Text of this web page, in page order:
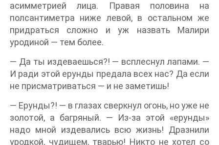
асимметрией лица. Правая половина на
полсантиметра ниже левой, в остальном же
придраться сложно и уж назвать Малири
уродиной — тем более.
— Да ты издеваешься?! — всплеснул лапами. —
И ради этой ерунды предала всех нас? Да если
не присматриваться — и не заметишь!
— Ерунды?! — в глазах сверкнул огонь, но уже не
золотой, а багряный. — Из-за этой «ерунды»
надо мной издевались всю жизнь! Дразнили
уродкой, чудищем, тварью! Никто не хотел со